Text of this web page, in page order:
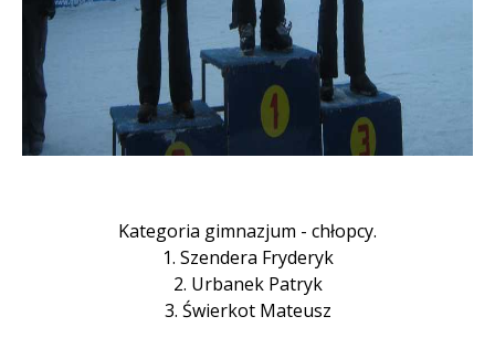
Kategoria gimnazjum - chłopcy.
1. Szendera Fryderyk
2. Urbanek Patryk
3. Świerkot Mateusz